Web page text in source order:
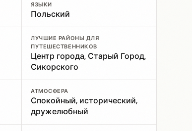
ЯЗЫКИ
Польский
ЛУЧШИЕ РАЙОНЫ ДЛЯ
ПУТЕШЕСТВЕННИКОВ
Центр города, Старый Город,
Сикорского
АТМОСФЕРА
Спокойный, исторический,
дружелюбный